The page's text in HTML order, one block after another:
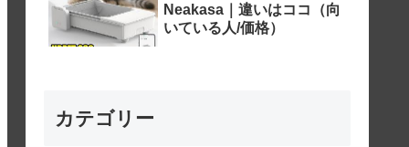
Neakasa｜違いはココ（向
いている人/価格）
カテゴリー